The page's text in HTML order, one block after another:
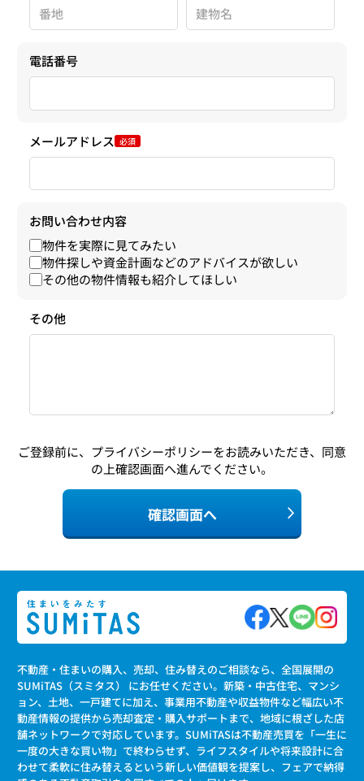
電話番号
メールアドレス 必須
お問い合わせ内容
物件を実際に見てみたい
物件探しや資金計画などのアドバイスが欲しい
その他の物件情報も紹介してほしい
その他
ご登録前に、 プライバシーポリシーをお読みいただき、同意
の上確認画面へ進んでください。
確認画面へ
不動産・住まいの購入、売却、住み替えのご相談なら、全国展開の
SUMiTAS（スミタス） にお任せください。新築・中古住宅、マンシ
ョン、土地、一戸建てに加え、事業用不動産や収益物件など幅広い不
動産情報の提供から売却査定・購入サポートまで、地域に根ざした店
舗ネットワークで対応しています。SUMiTASは不動産売買を「一生に
一度の大きな買い物」で終わらせず、ライフスタイルや将来設計に合
わせて柔軟に住み替えるという新しい価値観を提案し、フェアで納得